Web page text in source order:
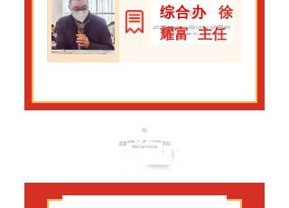
综合办 徐
耀富 主任
02